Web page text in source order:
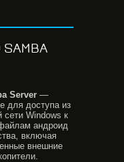
Server —
для доступа из
сети Windows к
андроид
включая
внешние